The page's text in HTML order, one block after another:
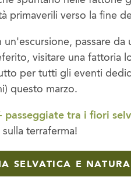
primaverili verso la fine
passare
visitare una fattoria
per tutti gli eventi
questo marzo.
passeggiate tra i fiori
terraferma!
SELVATICA E NATURA